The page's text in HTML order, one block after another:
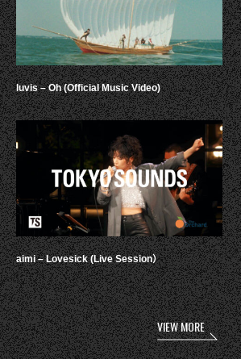
luvis – Oh (Official Music Video)
aimi – Lovesick (Live Session）
VIEW MORE